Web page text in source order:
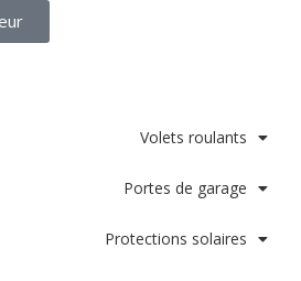
Volets roulants
Portes de garage
Protections solaires